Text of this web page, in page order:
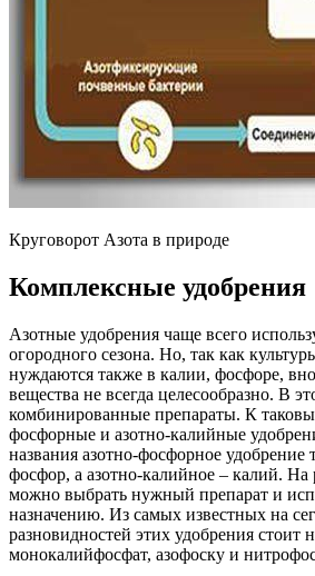
Круговорот Азота в природе
Комплексные удобрения
Азотные удобрения чаще всего
огородного сезона. Но, так как
нуждаются также в калии, фосфоре,
вещества не всегда целесообразно. В
комбинированные препараты. К
фосфорные и азотно-калийные
названия азотно-фосфорное удобрение
фосфор, а азотно-калийное – калий.
можно выбрать нужный препарат и
назначению. Из самых известных на
разновидностей этих удобрения стоит
монокалийфосфат, азофоску и